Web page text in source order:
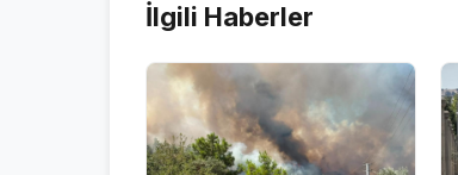
İlgili Haberler